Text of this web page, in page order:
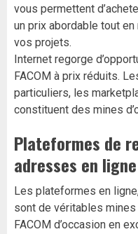
vous permettent
un prix abordable tout
vos projets.
Internet regorge
FACOM à prix réduits.
particuliers, les
constituent des mines
Plateformes de
adresses en ligne
Les plateformes en
sont de véritables mines
FACOM d’occasion en